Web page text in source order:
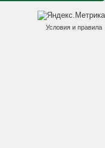
Условия и правила